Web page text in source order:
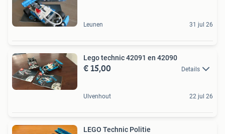
Leunen 31 jul 26
Lego technic 42091 en 42090
€ 15,00 Details
Ulvenhout 22 jul 26
LEGO Technic Politie